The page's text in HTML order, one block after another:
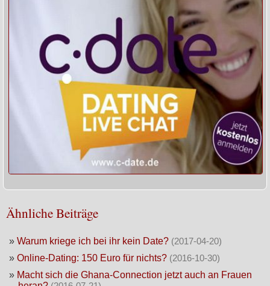
Ähnliche Beiträge
» Warum kriege ich bei ihr kein Date? (2017-04-20)
» Online-Dating: 150 Euro für nichts? (2016-10-30)
» Macht sich die Ghana-Connection jetzt auch an Frauen